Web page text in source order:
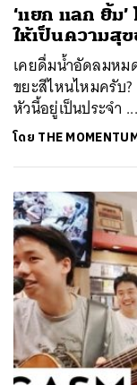
‘แยก แลก ยิ้ม
ให้เป็นความสุ
เคยดื่มน้ำอัดลมหม
ขยะสีไหนไหมครับ
หัวนี้อยู่เป็นประจำ ...
โดย THE